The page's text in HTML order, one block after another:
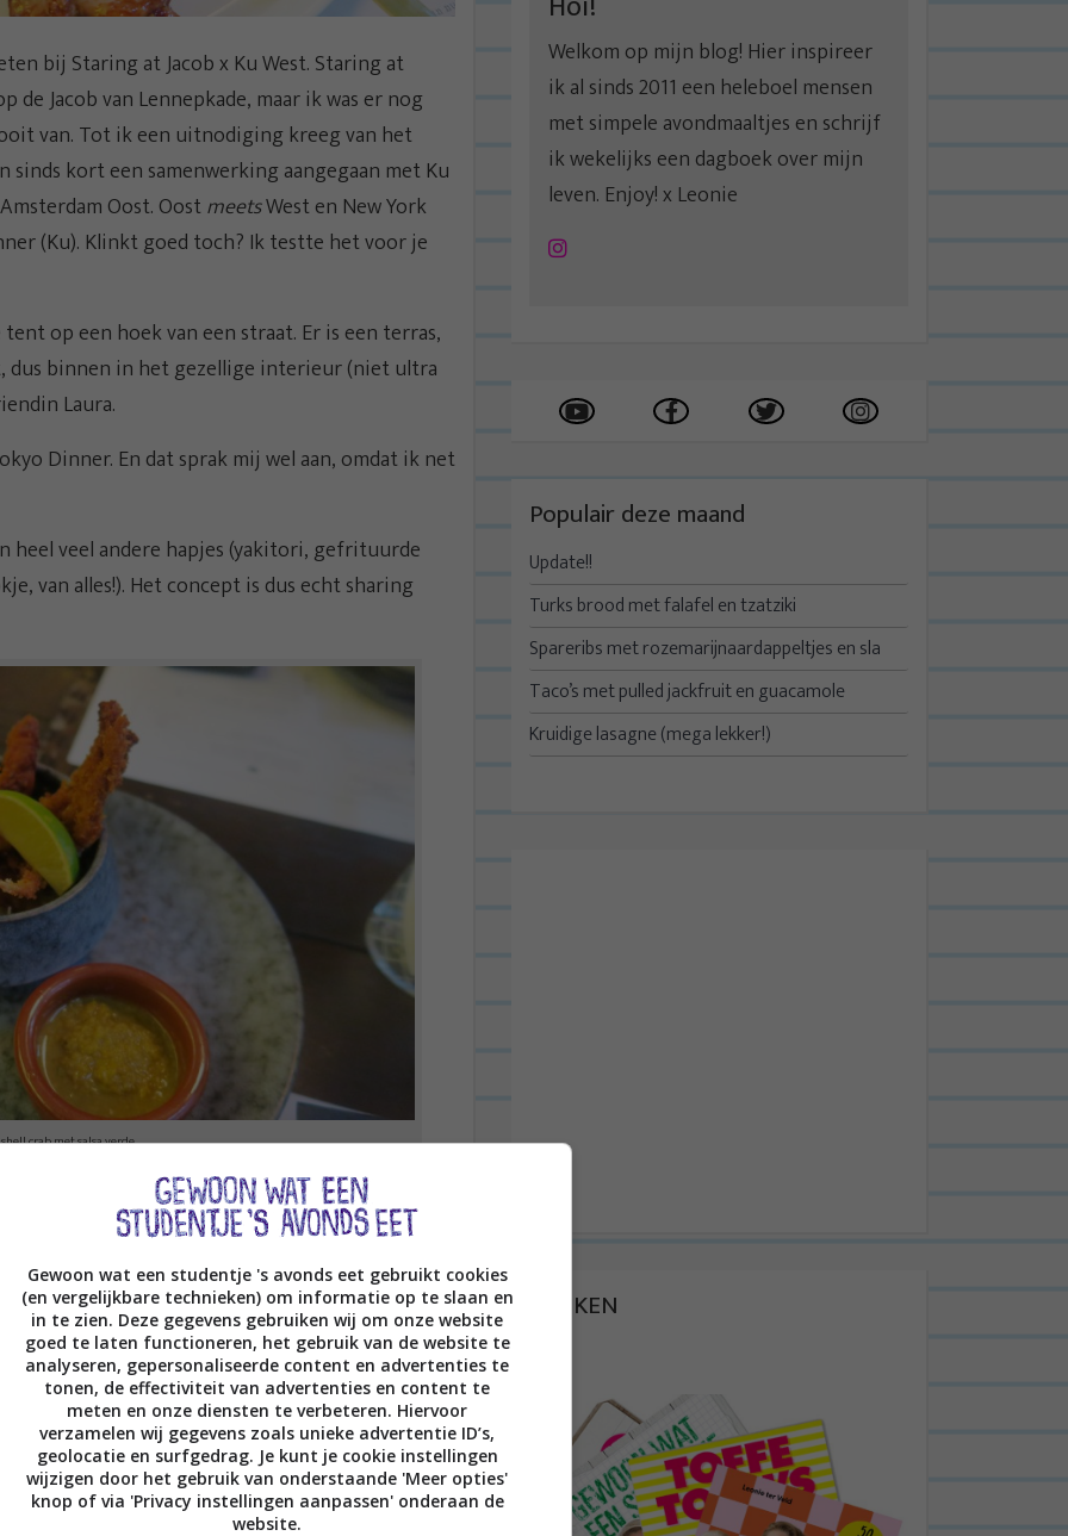
bij Staring at Jacob x Ku West. Staring at
Jacob van Lennepkade, maar ik was er nog
van. Tot ik een uitnodiging kreeg van het
kort een samenwerking aangegaan met Ku
Oost. Oost meetsWest en New York
(Ku). Klinkt goed toch? Ik testte het voor je
op een hoek van een straat. Er is een terras,
dus binnen in het gezellige interieur (niet ultra
Laura.
Dinner. En dat sprak mij wel aan, omdat ik net
heel veel andere hapjes (yakitori, gefrituurde
van alles!). Het concept is dus echt sharing
crab met salsa verde
ik vond persoonlijk wel dat er weinig
plaat vol met spiesjes waarvan toch zeker 80%
foto). Wel erg lekker, maar wel veel van
tonijn met gemberrijst, limoen en soja. Echt
Welkom op mijn blog! Hier inspireer
ik al sinds 2011 een heleboel mensen
met simpele avondmaaltjes en schrijf
ik wekelijks een dagboek over mijn
leven. Enjoy! x Leonie
Instagram
Populair deze maand
Update!!
Turks brood met falafel en tzatziki
Spareribs met rozemarijnaardappeltjes en sla
Taco’s met pulled jackfruit en guacamole
Kruidige lasagne (mega lekker!)
BOEKEN
Gewoon wat een studentje 's avonds eet gebruikt cookies
(en vergelijkbare technieken) om informatie op te slaan en
in te zien. Deze gegevens gebruiken wij om onze website
goed te laten functioneren, het gebruik van de website te
analyseren, gepersonaliseerde content en advertenties te
tonen, de effectiviteit van advertenties en content te
meten en onze diensten te verbeteren. Hiervoor
verzamelen wij gegevens zoals unieke advertentie ID’s,
geolocatie en surfgedrag. Je kunt je cookie instellingen
wijzigen door het gebruik van onderstaande 'Meer opties'
knop of via 'Privacy instellingen aanpassen' onderaan de
website.